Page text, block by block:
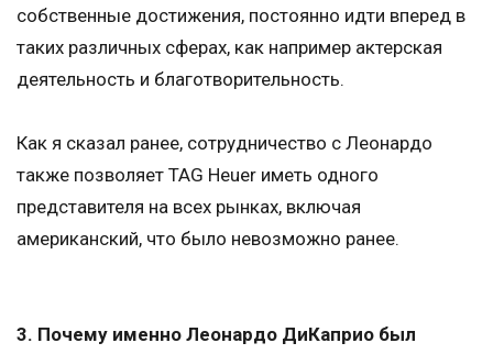
собственные достижения, постоянно идти вперед в
таких различных сферах, как например актерская
деятельность и благотворительность.
Как я сказал ранее, сотрудничество с Леонардо
также позволяет TAG Heuer иметь одного
представителя на всех рынках, включая
американский, что было невозможно ранее.
3. Почему именно Леонардо ДиКаприо был